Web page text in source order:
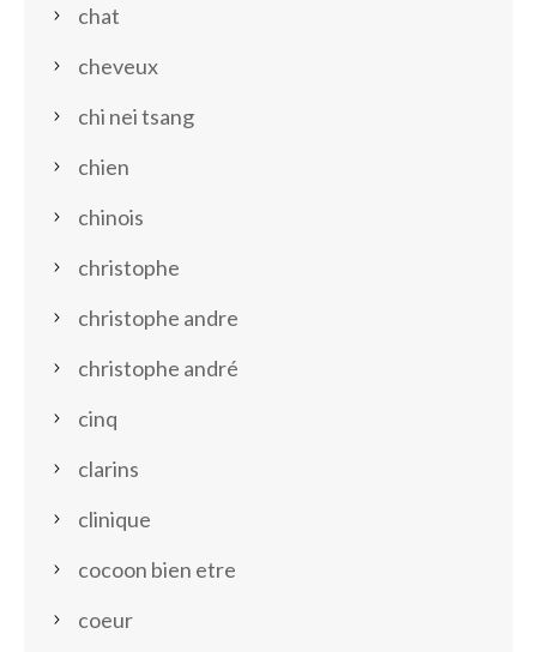
chat
cheveux
chi nei tsang
chien
chinois
christophe
christophe andre
christophe andré
cinq
clarins
clinique
cocoon bien etre
coeur